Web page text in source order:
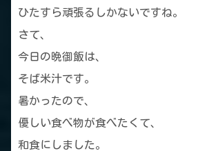
ひたすら頑張るしかないですね。
さて、
今日の晩御飯は、
そば米汁です。
暑かったので、
優しい食べ物が食べたくて、
和食にしました。